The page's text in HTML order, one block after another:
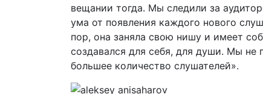
вещании тогда. Мы следили за
ума от появления каждого нового
пор, она заняла свою нишу и имеет
создавался для себя, для души. Мы не
большее количество слушателей».